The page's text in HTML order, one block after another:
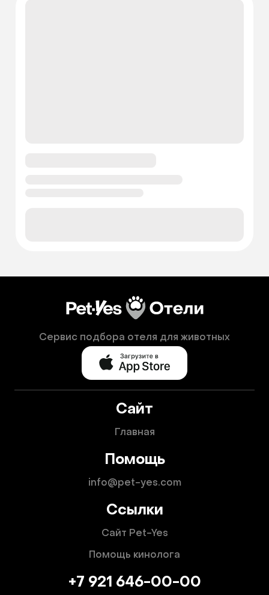
Сервис подбора отеля для животных
Сайт
Главная
Помощь
info@pet-yes.com
Ссылки
Сайт Pet-Yes
Помощь кинолога
+7 921 646-00-00